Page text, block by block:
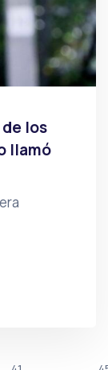
los
llamó